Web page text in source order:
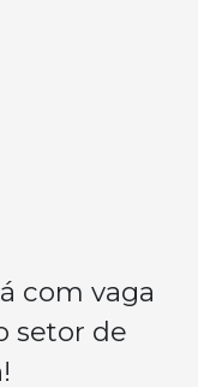
com vaga
setor de